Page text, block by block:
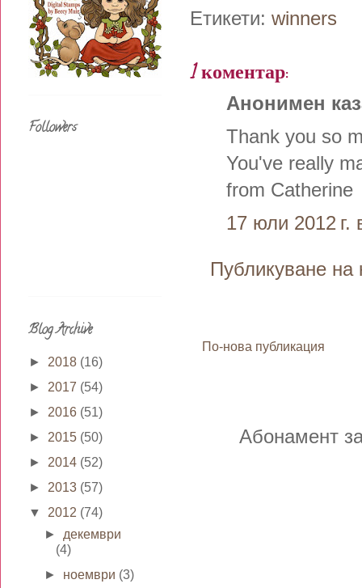
Етикети: winners
1 коментар:
Анонимен
Thank you so
You've really
from Catherine
17 юли 2012 г.
Публикуване на
По-нова публикация
Абонамент
Followers
Blog Archive
► 2018 (16)
► 2017 (54)
► 2016 (51)
► 2015 (50)
► 2014 (52)
► 2013 (57)
▼ 2012 (74)
► декември
(4)
► ноември (3)